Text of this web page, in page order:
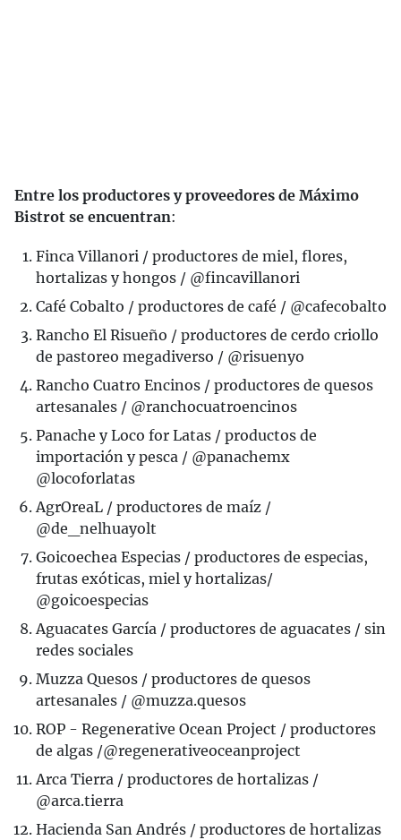
Entre los productores y proveedores de Máximo
Bistrot se encuentran:
Finca Villanori / productores de miel, flores,
hortalizas y hongos / @fincavillanori
Café Cobalto / productores de café / @cafecobalto
Rancho El Risueño / productores de cerdo criollo
de pastoreo megadiverso / @risuenyo
Rancho Cuatro Encinos / productores de quesos
artesanales / @ranchocuatroencinos
Panache y Loco for Latas / productos de
importación y pesca / @panachemx
@locoforlatas
AgrOreaL / productores de maíz /
@de_nelhuayolt
Goicoechea Especias / productores de especias,
frutas exóticas, miel y hortalizas/
@goicoespecias
Aguacates García / productores de aguacates / sin
redes sociales
Muzza Quesos / productores de quesos
artesanales / @muzza.quesos
ROP - Regenerative Ocean Project ⁠/ productores
de algas /@regenerativeoceanproject
Arca Tierra / productores de hortalizas /
@arca.tierra
Hacienda San Andrés / productores de hortalizas